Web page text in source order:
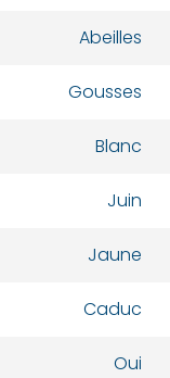
Abeilles
Gousses
Blanc
Juin
Jaune
Caduc
Oui